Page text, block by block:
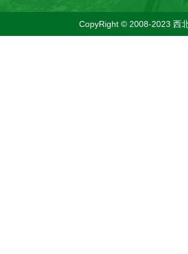
CopyRight © 2008-2023